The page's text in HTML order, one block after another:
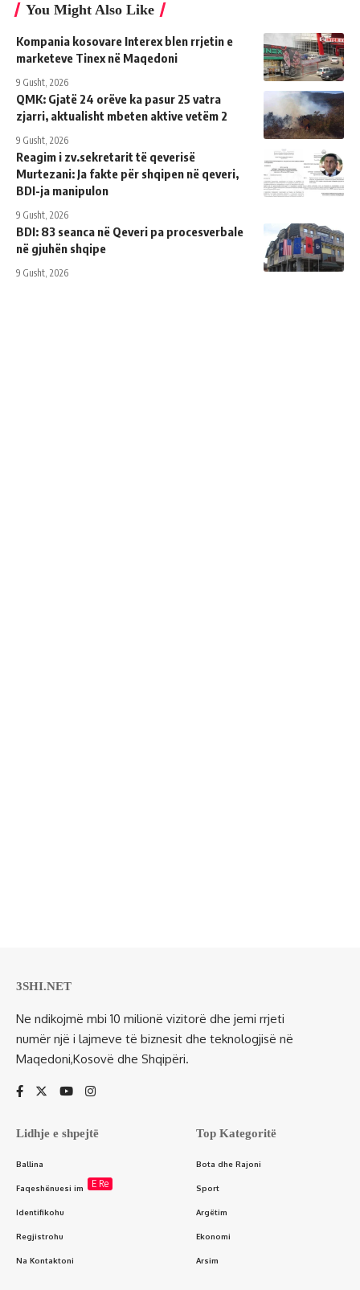
You Might Also Like
Kompania kosovare Interex blen rrjetin e
marketeve Tinex në Maqedoni
9 Gusht, 2026
QMK: Gjatë 24 orëve ka pasur 25 vatra
zjarri, aktualisht mbeten aktive vetëm 2
9 Gusht, 2026
Reagim i zv.sekretarit të qeverisë
Murtezani: Ja fakte për shqipen në qeveri,
BDI-ja manipulon
9 Gusht, 2026
BDI: 83 seanca në Qeveri pa procesverbale
në gjuhën shqipe
9 Gusht, 2026
3SHI.NET
Ne ndikojmë mbi 10 milionë vizitorë dhe jemi rrjeti
numër një i lajmeve të biznesit dhe teknologjisë në
Maqedoni,Kosovë dhe Shqipëri.
Lidhje e shpejtë
Ballina
Faqeshënuesi im E Re
Identifikohu
Regjistrohu
Na Kontaktoni
Top Kategoritë
Bota dhe Rajoni
Sport
Argëtim
Ekonomi
Arsim